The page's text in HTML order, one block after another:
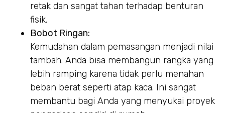
retak dan sangat tahan terhadap benturan
fisik.
Bobot Ringan:
Kemudahan dalam pemasangan menjadi nilai
tambah. Anda bisa membangun rangka yang
lebih ramping karena tidak perlu menahan
beban berat seperti atap kaca. Ini sangat
membantu bagi Anda yang menyukai proyek